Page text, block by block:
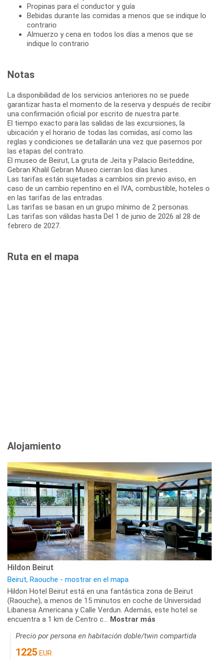
Propinas para el conductor y guía
Bebidas durante las comidas a menos que se indique lo
contrario
Almuerzo y cena en todos los días a menos que se
indique lo contrario
Notas
La disponibilidad de los servicios anteriores no se puede
garantizar hasta el momento de la reserva y después de recibir
una confirmación oficial por escrito de nuestra parte.
El tiempo exacto para las salidas de las excursiones, la
ubicación y el horario de todas las comidas, así como las
reglas y condiciones se detallarán una vez que pasemos por
las etapas del contrato.
El museo de Beirut, La gruta de Jeita y Palacio Beiteddine,
Gebran Khalil Gebran Museo cierran los días lunes .
Las tarifas están sujetadas a cambios sin previo aviso, en
caso de un cambio repentino en el IVA, combustible, hoteles o
en las tarifas de las entradas.
Las tarifas se basan en un grupo mínimo de 2 personas.
Las tarifas son válidas hasta Del 1 de junio de 2026 al 28 de
febrero de 2027.
Ruta en el mapa
Alojamiento
Hildon Beirut
Beirut, Raouche - mostrar en el mapa
Hildon Hotel Beirut está en una fantástica zona de Beirut
(Raouche), a menos de 15 minutos en coche de Universidad
Libanesa Americana y Calle Verdun. Además, este hotel se
encuentra a 1 km de Centro c... Mostrar más
Precio por persona en habitación doble/twin compartida
1225 EUR